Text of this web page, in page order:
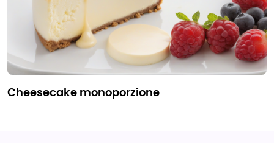
cheesecake monoporzione